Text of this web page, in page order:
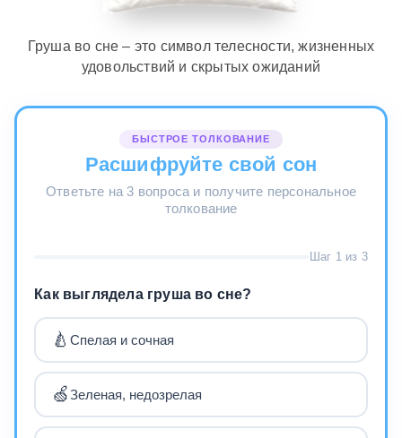
Груша во сне – это символ телесности, жизненных
удовольствий и скрытых ожиданий
БЫСТРОЕ ТОЛКОВАНИЕ
Расшифруйте свой сон
Ответьте на 3 вопроса и получите персональное
толкование
Шаг 1 из 3
Как выглядела груша во сне?
🍐 Спелая и сочная
🍏Зеленая, недозрелая